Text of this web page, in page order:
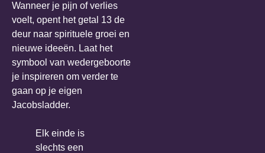
Wanneer je pijn of verlies
voelt, opent het getal 13 de
deur naar spirituele groei en
nieuwe ideeën. Laat het
symbool van wedergeboorte
je inspireren om verder te
gaan op je eigen
Jacobsladder.
Elk einde is
slechts een